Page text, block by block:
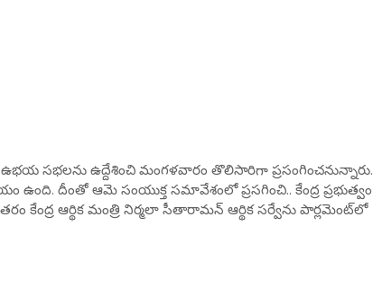
సభలను ఉద్దేశించి మంగళవారం తొలిసారిగా ప్రసంగించనున్నారు.
దీంతో ఆమె సంయుక్త సమావేశంలో ప్రసగించి.. కేంద్ర ప్రభుత్వం
కేంద్ర ఆర్థిక మంత్రి నిర్మలా సీతారామన్‌ ఆర్థిక సర్వేను పార్లమెంట్‌‌లో